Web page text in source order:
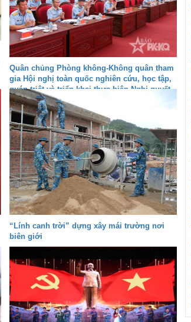
Quân chủng Phòng không-Không quân tham
gia Hội nghị toàn quốc nghiên cứu, học tập,
quán triệt và triển khai thực hiện Nghị quyết
Hội nghị lần thứ ba Ban Chấp hành Trung
ương Đảng khóa XIV
“Lính canh trời” dựng xây mái trường nơi
biên giới